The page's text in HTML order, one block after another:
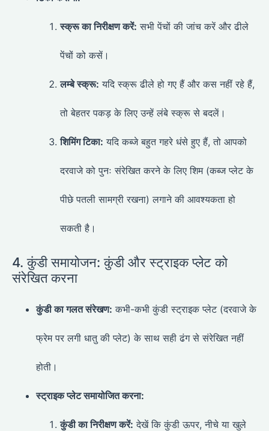
स्क्रू का निरीक्षण करें: सभी पेंचों की जांच करें और ढीले
पेंचों को कसें।
लम्बे स्क्रू: यदि स्क्रू ढीले हो गए हैं और कस नहीं रहे हैं,
तो बेहतर पकड़ के लिए उन्हें लंबे स्क्रू से बदलें।
शिमिंग टिका: यदि कब्जे बहुत गहरे धंसे हुए हैं, तो आपको
दरवाजे को पुनः संरेखित करने के लिए शिम (कब्ज प्लेट के
पीछे पतली सामग्री रखना) लगाने की आवश्यकता हो
सकती है।
4. कुंडी समायोजन: कुंडी और स्ट्राइक प्लेट को
संरेखित करना
कुंडी का गलत संरेखण: कभी-कभी कुंडी स्ट्राइक प्लेट (दरवाजे के
फ्रेम पर लगी धातु की प्लेट) के साथ सही ढंग से संरेखित नहीं
होती।
स्ट्राइक प्लेट समायोजित करना:
कुंडी का निरीक्षण करें: देखें कि कुंडी ऊपर, नीचे या खुले